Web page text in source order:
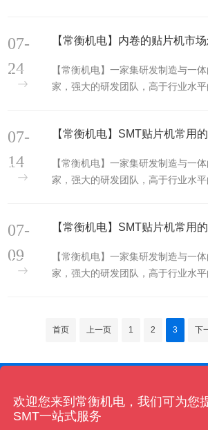
贴片机以及配套产品回流焊,AOI...
【常衡机电】内卷的贴片机市
【常衡机电】一家集研发制造与一
家，强大的研发团队，高于行业水
贴片机以及配套产品回流焊,AOI...
07-
24
【常衡机电】SMT贴片机常用
【常衡机电】一家集研发制造与一
家，强大的研发团队，高于行业水
贴片机以及配套产品回流焊,AOI...
07-
14
【常衡机电】SMT贴片机常用
【常衡机电】一家集研发制造与一
家，强大的研发团队，高于行业水
贴片机以及配套产品回流焊,AOI...
07-
09
首页 上一页 1 2 3 下
备案号:湘ICP备18021313号-1 湘公网安备
地址：湖南省长沙市高新区明湖路392
欢迎您来到常衡机电，我们可为您
SMT一站式服务